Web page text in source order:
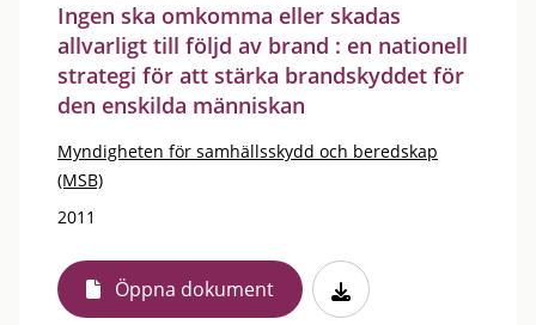
Ingen ska omkomma eller skadas
allvarligt till följd av brand : en nationell
strategi för att stärka brandskyddet för
den enskilda människan
Myndigheten för samhällsskydd och beredskap
(MSB)
2011
Öppna dokument